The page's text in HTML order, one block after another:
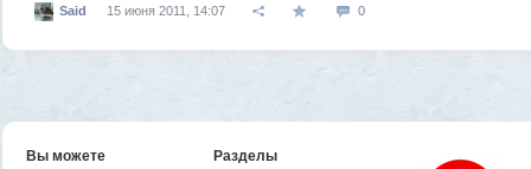
Said 15 июня 2011, 14:07 0
Вы можете Разделы